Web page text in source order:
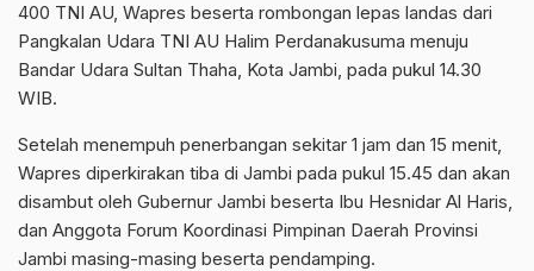
400 TNI AU, Wapres beserta rombongan lepas landas dari
Pangkalan Udara TNI AU Halim Perdanakusuma menuju
Bandar Udara Sultan Thaha, Kota Jambi, pada pukul 14.30
WIB.
Setelah menempuh penerbangan sekitar 1 jam dan 15 menit,
Wapres diperkirakan tiba di Jambi pada pukul 15.45 dan akan
disambut oleh Gubernur Jambi beserta Ibu Hesnidar Al Haris,
dan Anggota Forum Koordinasi Pimpinan Daerah Provinsi
Jambi masing-masing beserta pendamping.